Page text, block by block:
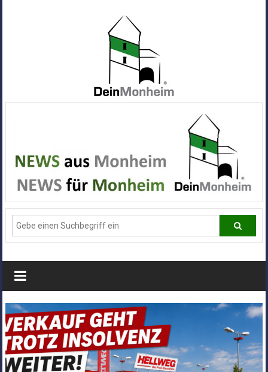
Alle
News
aus
Deiner
Stadt
Monheim